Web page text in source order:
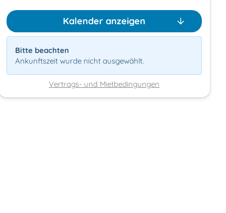
Kalender anzeigen
Bitte beachten
Ankunftszeit wurde nicht ausgewählt.
Vertrags- und Mietbedingungen